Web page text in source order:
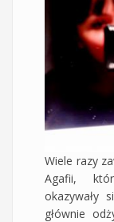
Wiele razy
Agafii,
okazywały
głównie